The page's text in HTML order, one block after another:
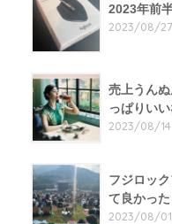
2023年前
2023/08/27
売上うん
っぱりい
2023/08/14
フジロッ
て良かっ
2023/08/01